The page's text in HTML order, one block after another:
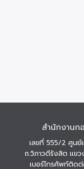
สำนักงานก
เลขที่ 555/2 ศูนย์
ถ.วิภาวดีรังสิต แข
เบอร์โทรศัพท์ติด